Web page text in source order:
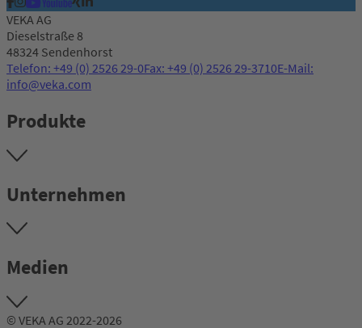
VEKA AG
Dieselstraße 8
48324 Sendenhorst
Telefon: +49 (0) 2526 29-0Fax: +49 (0) 2526 29-3710E-Mail:
info@veka.com
Produkte
Unternehmen
Medien
© VEKA AG 2022-2026